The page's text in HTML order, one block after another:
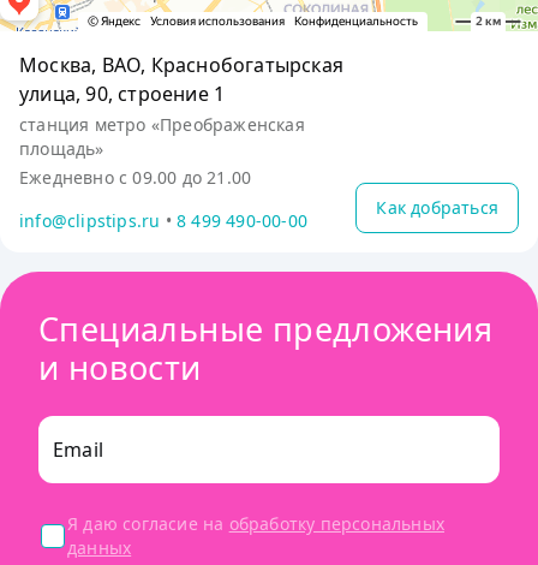
Москва, ВАО, Краснобогатырская
улица, 90, строение 1
станция метро «Преображенская
площадь»
Ежедневно с 09.00 до 21.00
info@clipstips.ru •8 499 490-00-00
Как добраться
Специальные предложения
и новости
Email
Я даю согласие на обработку персональных
данных